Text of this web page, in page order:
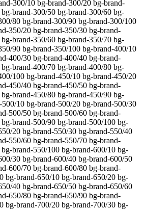
300/10 bg-brand-300/20 bg-brand-
brand-300/50 bg-brand-300/60 bg-
80 bg-brand-300/90 bg-brand-300/100
350/20 bg-brand-350/30 bg-brand-
brand-350/60 bg-brand-350/70 bg-
90 bg-brand-350/100 bg-brand-400/10
400/30 bg-brand-400/40 bg-brand-
brand-400/70 bg-brand-400/80 bg-
100 bg-brand-450/10 bg-brand-450/20
450/40 bg-brand-450/50 bg-brand-
brand-450/80 bg-brand-450/90 bg-
10 bg-brand-500/20 bg-brand-500/30
500/50 bg-brand-500/60 bg-brand-
brand-500/90 bg-brand-500/100 bg-
20 bg-brand-550/30 bg-brand-550/40
550/60 bg-brand-550/70 bg-brand-
brand-550/100 bg-brand-600/10 bg-
30 bg-brand-600/40 bg-brand-600/50
600/70 bg-brand-600/80 bg-brand-
bg-brand-650/10 bg-brand-650/20 bg-
40 bg-brand-650/50 bg-brand-650/60
650/80 bg-brand-650/90 bg-brand-
bg-brand-700/20 bg-brand-700/30 bg-